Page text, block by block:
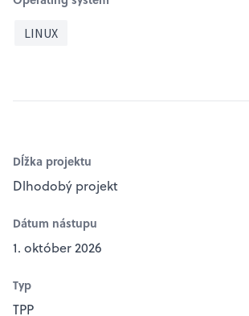
LINUX
Dĺžka projektu
Dlhodobý projekt
Dátum nástupu
1. október 2026
Typ
TPP